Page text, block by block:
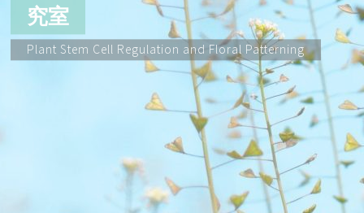
究室
Plant Stem Cell Regulation and Floral Patterning